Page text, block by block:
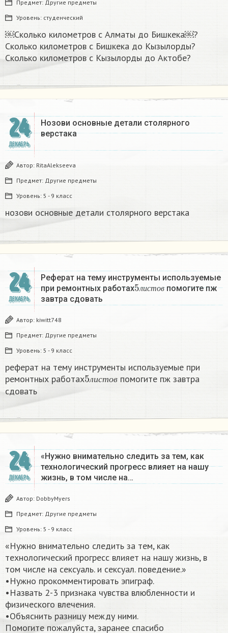
Предмет: Другие предметы
Уровень: студенческий
￼Сколько километров с Алматы до Бишкека￼?
Сколько километров с Бишкека до Кызылорды?
Сколько километров с Кызылорды до Актобе?
24
ДЕКАБРЬ
Нозови основные детали столярного
верстака
Автор: RitaAlekseeva
Предмет: Другие предметы
Уровень: 5 - 9 класс
нозови основные детали столярного верстака
24
ДЕКАБРЬ
Реферат на тему инструменты используемые
при ремонтных работах
л и с т о в
5лист ов
помогите пж
завтра сдовать​
Автор: kiwitt748
Предмет: Другие предметы
Уровень: 5 - 9 класс
реферат на тему инструменты используемые при
ремонтных работах
л и ст о в
5листов
помогите пж завтра
сдовать​
24
ДЕКАБРЬ
«Нужно внимательно следить за тем, как
технологический прогресс влияет на нашу
жизнь, в том числе на…
Автор: DobbyMyers
Предмет: Другие предметы
Уровень: 5 - 9 класс
«Нужно внимательно следить за тем, как
технологический прогресс влияет на нашу жизнь, в
том числе на сексуаль. и сексуал. поведение.»
•Нужно прокомментировать эпиграф.
•Назвать 2-3 признака чувства влюбленности и
физического влечения.
•Объяснить разницу между ними.
Помогите пожалуйста, заранее спасибо​